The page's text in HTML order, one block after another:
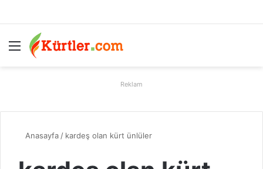
Menü
Reklam
Anasayfa / kardeş olan kürt ünlüler